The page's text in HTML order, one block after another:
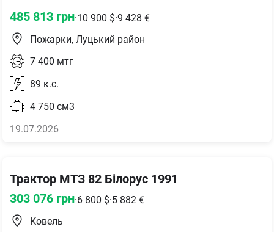
485 813 грн·10 900 $·9 428 €
Пожарки, Луцький район
7 400 мтг
89 к.с.
4 750 см3
19.07.2026
Трактор МТЗ 82 Білорус 1991
303 076 грн·6 800 $·5 882 €
Ковель